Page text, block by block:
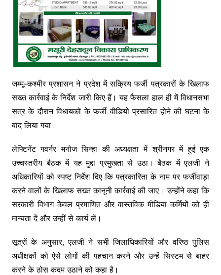
जम्मू-कश्मीर प्रशासन ने प्रदेश में सक्रिय फर्जी पत्रकारों के खिलाफ
सख्त कार्रवाई के निर्देश जारी किए हैं। यह फैसला हाल ही में विधानसभा
सत्र के दौरान विधायकों के फर्जी वीडियो प्रसारित होने की घटना के
बाद लिया गया।
लेफ्टिनेंट गवर्नर मनोज सिन्हा की अध्यक्षता में श्रीनगर में हुई एक
उच्चस्तरीय बैठक में यह मुद्दा प्रमुखता से उठा। बैठक में एलजी ने
अधिकारियों को स्पष्ट निर्देश दिए कि पत्रकारिता के नाम पर फर्जीवाड़ा
करने वालों के खिलाफ सख्त कानूनी कार्रवाई की जाए। उन्होंने कहा कि
सरकारी विभाग केवल प्रमाणित और वास्तविक मीडिया कर्मियों को ही
मान्यता दें और उन्हीं से कार्य लें।
सूत्रों के अनुसार, एलजी ने सभी जिलाधिकारियों और वरिष्ठ पुलिस
अधीक्षकों को ऐसे लोगों की पहचान करने और उन्हें सिस्टम से बाहर
करने के ठोस कदम उठाने को कहा है।